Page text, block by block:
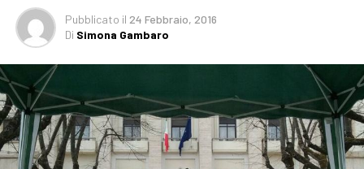
Pubblicato il 24 Febbraio, 2016
Di Simona Gambaro